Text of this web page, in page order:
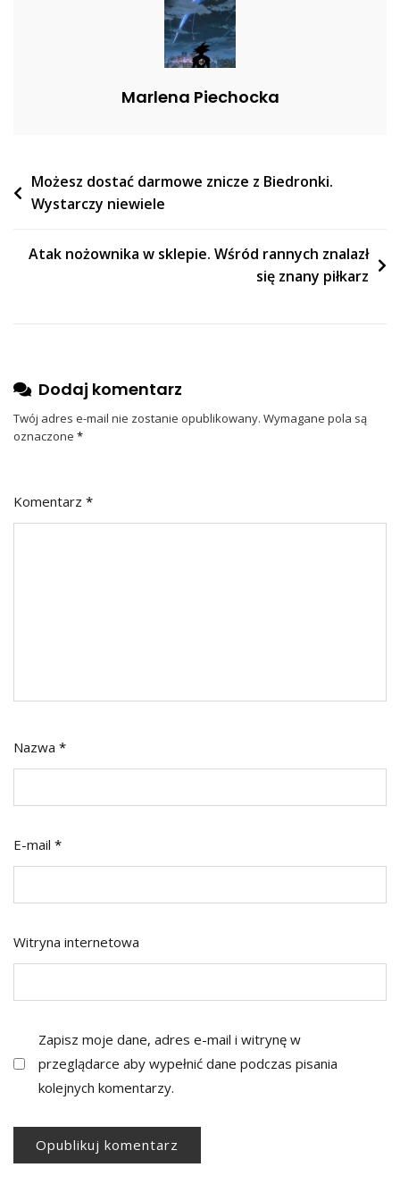
[WIDEO]
Marlena Piechocka
Nawigacja
wpisu
Możesz dostać darmowe znicze z Biedronki.
Wystarczy niewiele
Atak nożownika w sklepie. Wśród rannych znalazł
się znany piłkarz
Dodaj komentarz
Twój adres e-mail nie zostanie opublikowany. Wymagane pola są
oznaczone *
Komentarz *
Nazwa *
E-mail *
Witryna internetowa
Zapisz moje dane, adres e-mail i witrynę w
przeglądarce aby wypełnić dane podczas pisania
kolejnych komentarzy.